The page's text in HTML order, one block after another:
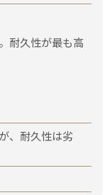
耐久性が最も高
、耐久性は劣